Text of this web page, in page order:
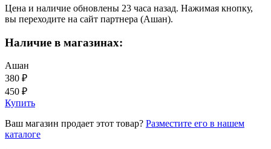
Цена и наличие обновлены 23 часа назад. Нажимая кнопку,
вы переходите на сайт партнера (Ашан).
Наличие в магазинах:
Ашан
380 ₽
450 ₽
Купить
Ваш магазин продает этот товар? Разместите его в нашем
каталоге